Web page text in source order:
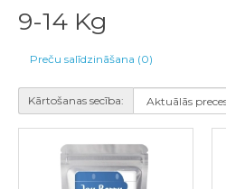
9-14 Kg
Preču salīdzināšana (0)
Kārtošanas secība: